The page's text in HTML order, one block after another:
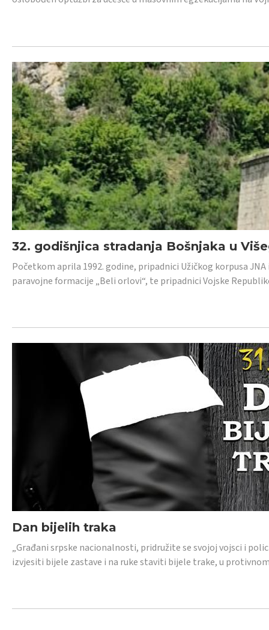
32. godišnjica stradanja Bošnjaka u
Početkom aprila 1992. godine, pripadnici Užičkog korpusa
paravojne formacije „Beli orlovi“, te pripadnici Vojske
Dan bijelih traka
„Građani srpske nacionalnosti, pridružite se svojoj vojsci i
izvjesiti bijele zastave i na ruke staviti bijele trake, u